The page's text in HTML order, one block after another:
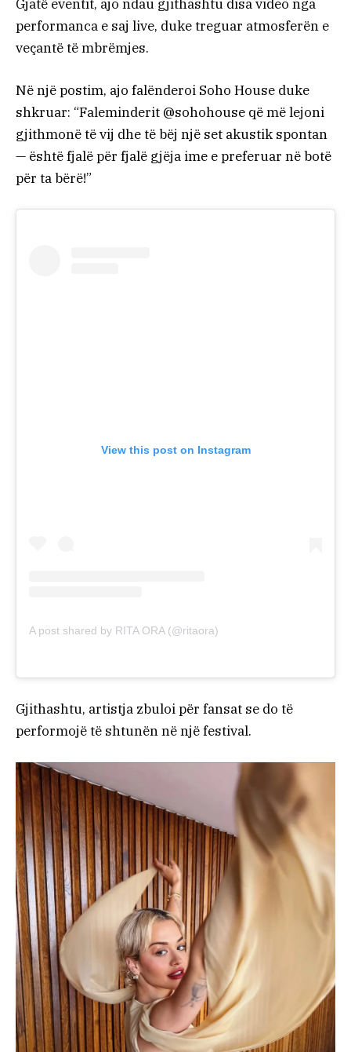
Gjatë eventit, ajo ndau gjithashtu disa video nga
performanca e saj live, duke treguar atmosferën e
veçantë të mbrëmjes.
Në një postim, ajo falënderoi Soho House duke
shkruar: “Faleminderit @sohohouse që më lejoni
gjithmonë të vij dhe të bëj një set akustik spontan
— është fjalë për fjalë gjëja ime e preferuar në botë
për ta bërë!”
View this post on Instagram
A post shared by RITA ORA (@ritaora)
Gjithashtu, artistja zbuloi për fansat se do të
performojë të shtunën në një festival.